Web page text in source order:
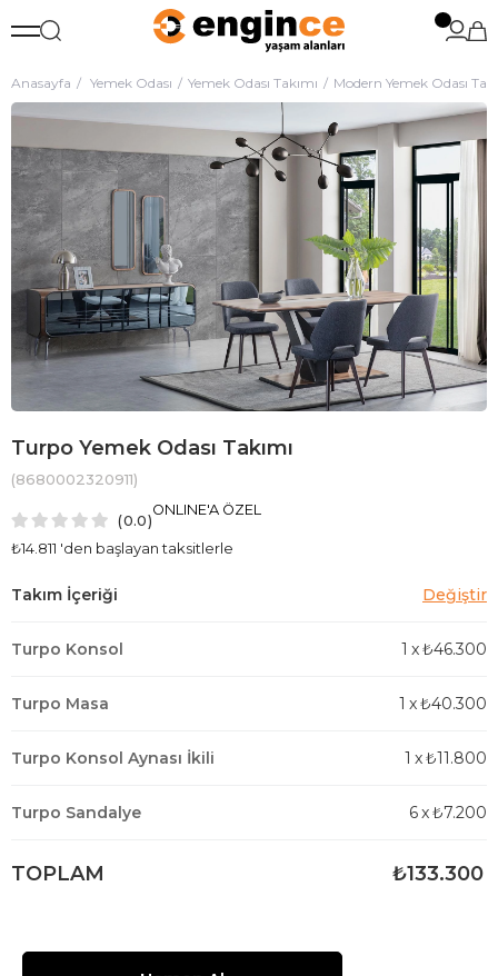
Anasayfa Yemek Odası Yemek Odası Takımı Modern Yemek Odası
Turpo Yemek Odası Takımı
(8680002320911)
0.0
₺14.811 'den başlayan taksitlerle
ONLINE'A ÖZEL
Turpo Konsol 1 x₺46.300
Turpo Masa 1 x₺40.300
Turpo Konsol Aynası İkili 1 x₺11.800
Turpo Sandalye 6x₺7.200
TOPLAM ₺133.300